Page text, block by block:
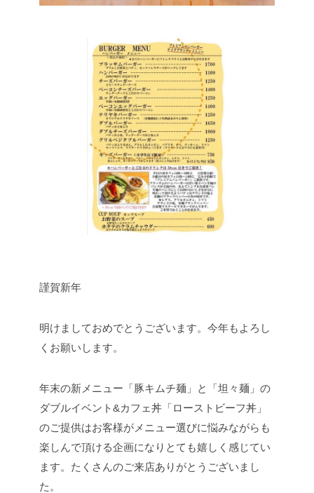
謹賀新年
明けましておめでとうございます。今年もよろし
くお願いします。
年末の新メニュー「豚キムチ麺」と「坦々麺」の
ダブルイベント&カフェ丼「ローストビーフ丼」
のご提供はお客様がメニュー選びに悩みながらも
楽しんで頂ける企画になりとても嬉しく感じてい
ます。 たくさんのご来店ありがとうございまし
た。